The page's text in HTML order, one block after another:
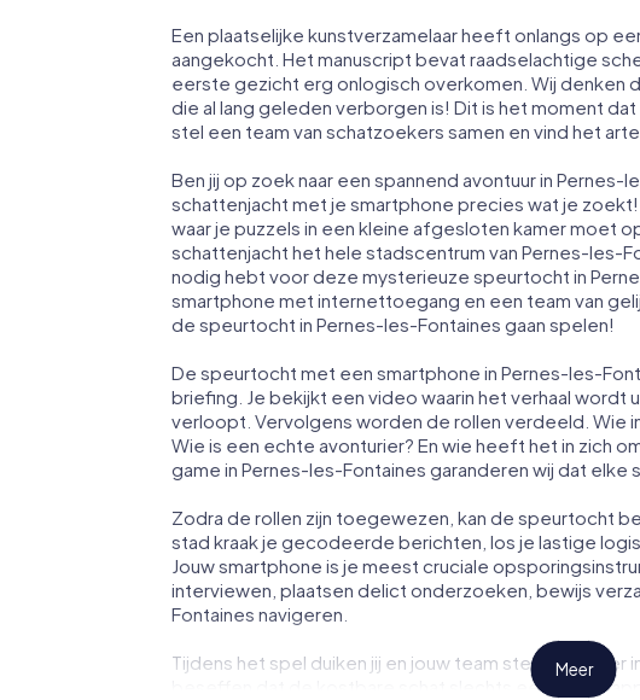
Een plaatselijke kunstverzamelaar heeft onlangs op
aangekocht. Het manuscript bevat raadselachtige
eerste gezicht erg onlogisch overkomen. Wij denken
die al lang geleden verborgen is! Dit is het moment
stel een team van schatzoekers samen en vind het
Ben jij op zoek naar een spannend avontuur in Pernes-
schattenjacht met je smartphone precies wat je
waar je puzzels in een kleine afgesloten kamer moet
schattenjacht het hele stadscentrum van Pernes-les-
nodig hebt voor deze mysterieuze speurtocht in
smartphone met internettoegang en een team van
de speurtocht in Pernes-les-Fontaines gaan spelen!
De speurtocht met een smartphone in Pernes-les-
briefing. Je bekijkt een video waarin het verhaal
verloopt. Vervolgens worden de rollen verdeeld. Wie
Wie is een echte avonturier? En wie heeft het in zich
game in Pernes-les-Fontaines garanderen wij dat elke
Zodra de rollen zijn toegewezen, kan de speurtocht
stad kraak je gecodeerde berichten, los je lastige
Jouw smartphone is je meest cruciale
interviewen, plaatsen delict onderzoeken, bewijs
Fontaines navigeren.
Tijdens het spel duiken jij en jouw team steeds dieper
beseffen dat de kostbare schat slechts een paar
Meer